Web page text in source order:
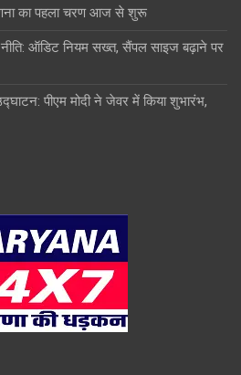
का पहला चरण आज से शुरू
ऑडिट नियम सख्त, सैंपल साइज बढ़ाने पर
पीएम मोदी ने जेवर में किया शुभारंभ,